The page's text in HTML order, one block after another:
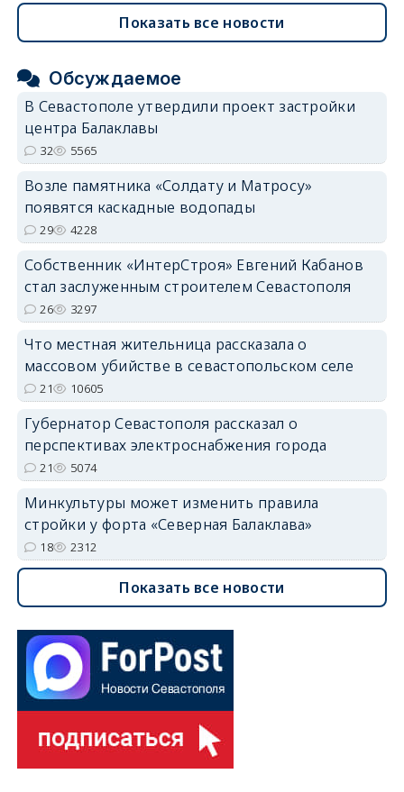
Показать все новости
Обсуждаемое
В Севастополе утвердили проект застройки
центра Балаклавы
32 5565
Возле памятника «Солдату и Матросу»
появятся каскадные водопады
29 4228
Собственник «ИнтерСтроя» Евгений Кабанов
стал заслуженным строителем Севастополя
26 3297
Что местная жительница рассказала о
массовом убийстве в севастопольском селе
21 10605
Губернатор Севастополя рассказал о
перспективах электроснабжения города
21 5074
Минкультуры может изменить правила
стройки у форта «Северная Балаклава»
18 2312
Показать все новости